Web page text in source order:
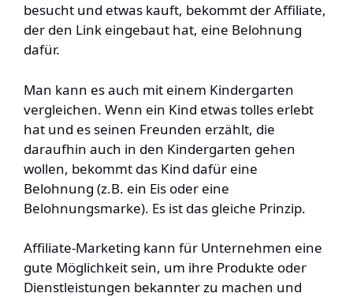
besucht und etwas kauft, bekommt der Affiliate,
der den Link eingebaut hat, eine Belohnung
dafür.
Man kann es auch mit einem Kindergarten
vergleichen. Wenn ein Kind etwas tolles erlebt
hat und es seinen Freunden erzählt, die
daraufhin auch in den Kindergarten gehen
wollen, bekommt das Kind dafür eine
Belohnung (z.B. ein Eis oder eine
Belohnungsmarke). Es ist das gleiche Prinzip.
Affiliate-Marketing kann für Unternehmen eine
gute Möglichkeit sein, um ihre Produkte oder
Dienstleistungen bekannter zu machen und